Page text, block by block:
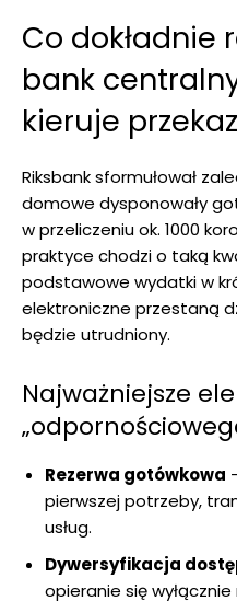
Co dokładnie
bank
kieruje
Riksbank sformułował
domowe dysponowały
w przeliczeniu ok. 1000
praktyce chodzi o taką
podstawowe wydatki w
elektroniczne przestaną
będzie utrudniony.
Najważniejsze
Rezerwa gotówkowa
pierwszej potrzeby,
usług.
Dywersyfikacja
opieranie się